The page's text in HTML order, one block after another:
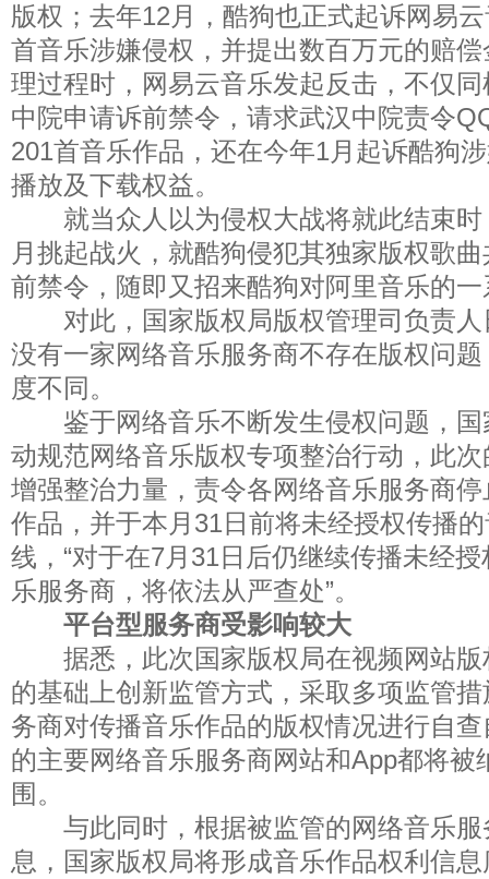
版权；去年12月，酷狗也正式起诉网易
首音乐涉嫌侵权，并提出数百万元的赔
理过程时，网易云音乐发起反击，不仅
中院申请诉前禁令，请求武汉中院责令
201首音乐作品，还在今年1月起诉酷狗
播放及下载权益。
就当众人以为侵权大战将就此结束时
月挑起战火，就酷狗侵犯其独家版权歌
前禁令，随即又招来酷狗对阿里音乐的
对此，国家版权局版权管理司负责人
没有一家网络音乐服务商不存在版权问
度不同。
鉴于网络音乐不断发生侵权问题，国
动规范网络音乐版权专项整治行动，此
增强整治力量，责令各网络音乐服务商
作品，并于本月31日前将未经授权传播
线，“对于在7月31日后仍继续传播未经
乐服务商，将依法从严查处”。
平台型服务商受影响较大
据悉，此次国家版权局在视频网站版
的基础上创新监管方式，采取多项监管
务商对传播音乐作品的版权情况进行自
的主要网络音乐服务商网站和App都将被
围。
与此同时，根据被监管的网络音乐服
息，国家版权局将形成音乐作品权利信